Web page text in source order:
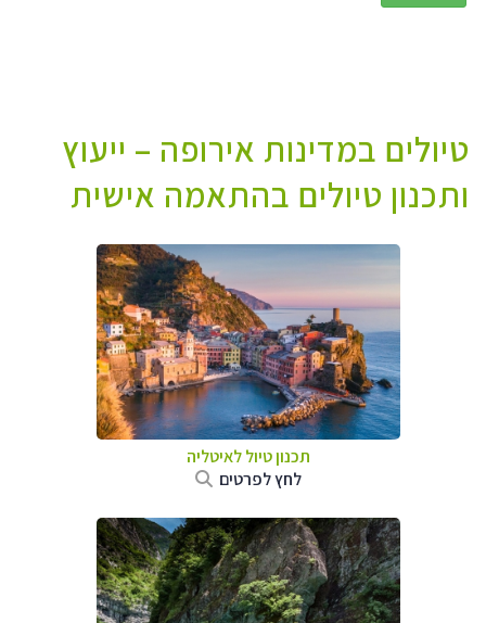
טיולים במדינות אירופה – ייעוץ
ותכנון טיולים בהתאמה אישית
תכנון טיול לאיטליה
לחץ לפרטים